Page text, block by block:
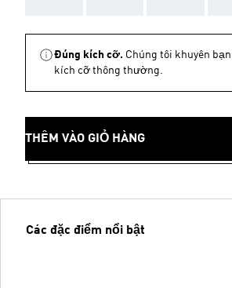
Đúng kích cỡ. Chúng tôi khuyên
kích cỡ thông thường.
THÊM VÀO GIỎ HÀNG
Các đặc điểm nổi bật